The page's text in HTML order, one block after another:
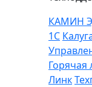
КАМИН
1С
Горячая
Линк